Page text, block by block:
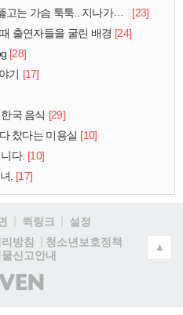
슴 툭툭.. 지나가던 아재의 정체
[23]
출연자들을 굴린 배경 [24]
[28]
기
[17]
국 음식 [29]
찼다는 미용실 [10]
다. [10]
. [17]
퀵링크
설정
방침
청소년보호정책
신고안내
(주)
인
▲